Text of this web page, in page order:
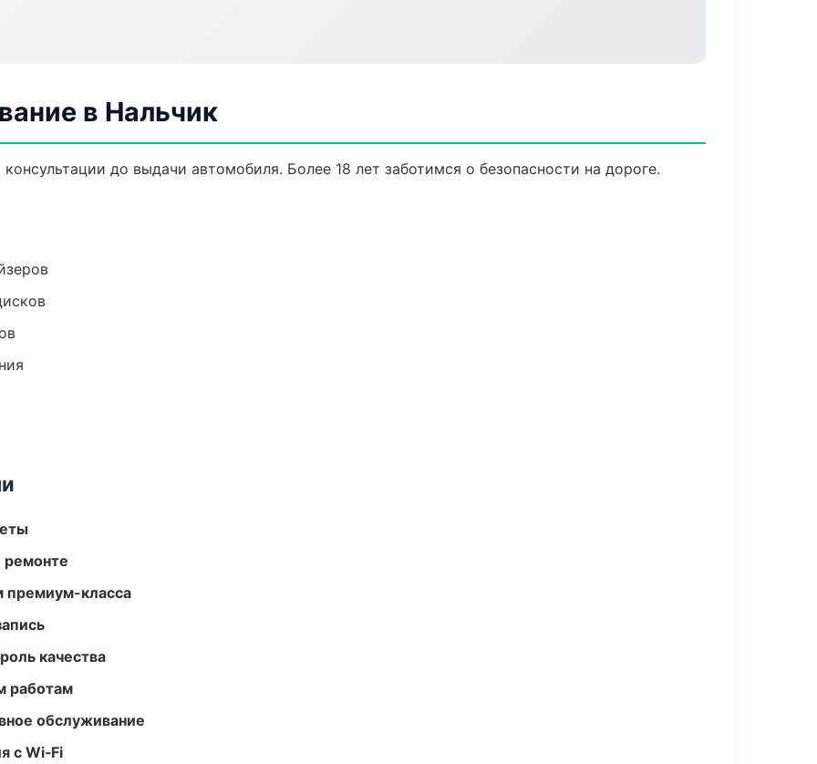
в Нальчик
до выдачи автомобиля. Более 18 лет заботимся о безопасности на дороге.
ремонте
премиум-класса
качества
работам
обслуживание
с Wi‑Fi